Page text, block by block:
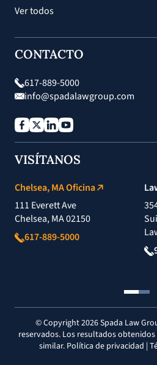
Ver todos
CONTACTO
617-889-5000
info@spadalawgroup.com
VISÍTANOS
Chelsea, MA Oficina
111 Everett Ave
Chelsea, MA 02150
617-889-5000
© Copyright 2026 Spada Law
reservados. Los resultados
similar. Política de privacidad |